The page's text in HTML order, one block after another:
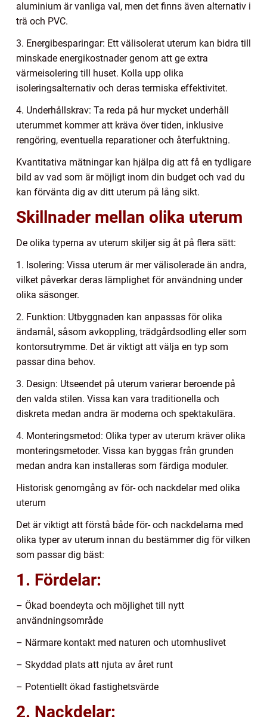
aluminium är vanliga val, men det finns även alternativ i
trä och PVC.
3. Energibesparingar: Ett välisolerat uterum kan bidra till
minskade energikostnader genom att ge extra
värmeisolering till huset. Kolla upp olika
isoleringsalternativ och deras termiska effektivitet.
4. Underhållskrav: Ta reda på hur mycket underhåll
uterummet kommer att kräva över tiden, inklusive
rengöring, eventuella reparationer och återfuktning.
Kvantitativa mätningar kan hjälpa dig att få en tydligare
bild av vad som är möjligt inom din budget och vad du
kan förvänta dig av ditt uterum på lång sikt.
Skillnader mellan olika uterum
De olika typerna av uterum skiljer sig åt på flera sätt:
1. Isolering: Vissa uterum är mer välisolerade än andra,
vilket påverkar deras lämplighet för användning under
olika säsonger.
2. Funktion: Utbyggnaden kan anpassas för olika
ändamål, såsom avkoppling, trädgårdsodling eller som
kontorsutrymme. Det är viktigt att välja en typ som
passar dina behov.
3. Design: Utseendet på uterum varierar beroende på
den valda stilen. Vissa kan vara traditionella och
diskreta medan andra är moderna och spektakulära.
4. Monteringsmetod: Olika typer av uterum kräver olika
monteringsmetoder. Vissa kan byggas från grunden
medan andra kan installeras som färdiga moduler.
Historisk genomgång av för- och nackdelar med olika
uterum
Det är viktigt att förstå både för- och nackdelarna med
olika typer av uterum innan du bestämmer dig för vilken
som passar dig bäst:
1. Fördelar:
– Ökad boendeyta och möjlighet till nytt
användningsområde
– Närmare kontakt med naturen och utomhuslivet
– Skyddad plats att njuta av året runt
– Potentiellt ökad fastighetsvärde
2. Nackdelar: